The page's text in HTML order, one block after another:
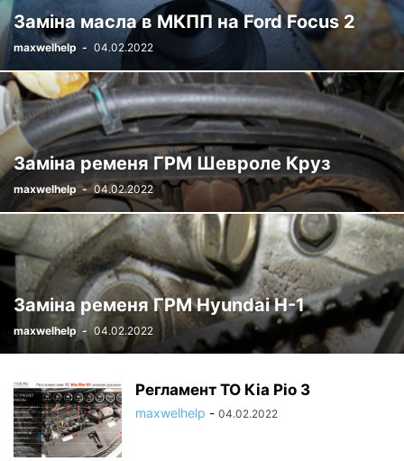
Заміна масла в МКПП на Ford Focus 2
maxwelhelp - 04.02.2022
Заміна ременя ГРМ Шевроле Круз
maxwelhelp - 04.02.2022
Заміна ременя ГРМ Hyundai H-1
maxwelhelp - 04.02.2022
Регламент ТО Кіа Ріо 3
maxwelhelp - 04.02.2022